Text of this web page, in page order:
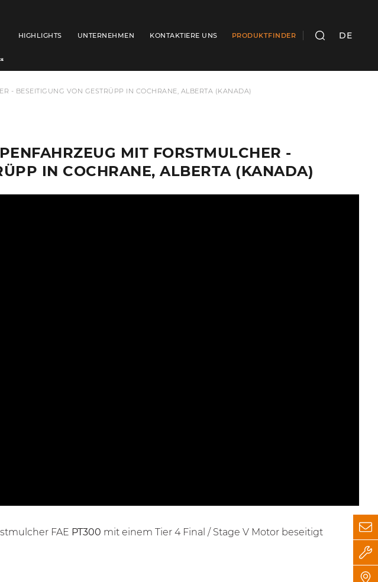
HIGHLIGHTS UNTERNEHMEN KONTAKTIERE UNS PRODUKTFINDER SUCHEN
DE
- BESEITIGUNG VON GESTRÜPP IN COCHRANE, ALBERTA (KANADA)
MIT FORSTMULCHER -
IN COCHRANE, ALBERTA (KANADA)
FAE PT300 mit einem Tier 4 Final / Stage V Motor beseitigt